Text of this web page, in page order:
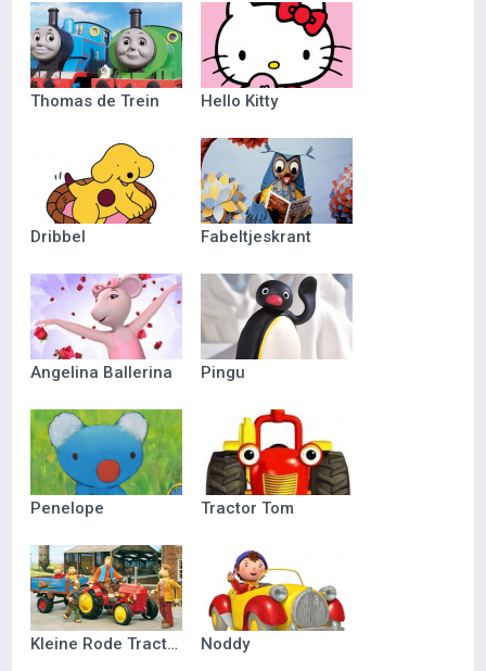
Thomas de Trein Hello Kitty
Dribbel Fabeltjeskrant
Angelina Ballerina Pingu
Penelope Tractor Tom
Kleine Rode Tractor Noddy